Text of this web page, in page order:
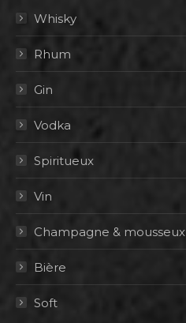
Whisky
Rhum
Gin
Vodka
Spiritueux
Vin
Champagne & mousseux
Bière
Soft